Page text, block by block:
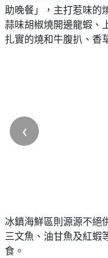
助晚餐」，主打惹味的
蒜味胡椒燒開邊龍蝦、
扎實的燒和牛腹扒、香
‹
冰鎮海鮮區則源源不絕
三文魚、油甘魚及紅蝦
食。